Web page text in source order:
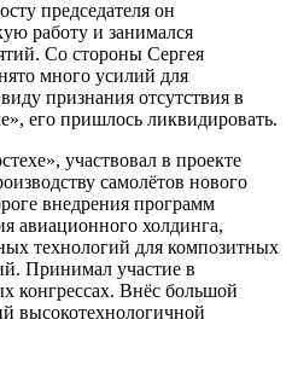
председателя он
работу и занимался
Со стороны Сергея
много усилий для
признания отсутствия в
его пришлось ликвидировать.
участвовал в проекте
самолётов нового
внедрения программ
авиационного холдинга,
технологий для композитных
Принимал участие в
конгрессах. Внёс большой
высокотехнологичной